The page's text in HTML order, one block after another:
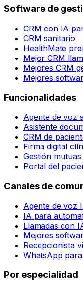
Software de
CRM con IA
CRM sanitario
HealthMate
Mejor CRM
Mejores CRM
Mejores
Funcionalidades
Agente de voz
Asistente
CRM de
Firma digital
Gestión
Portal del
Canales de
Agente de voz
IA para
Llamadas con
Mejores
Recepcionista
WhatsApp
Por especialidad